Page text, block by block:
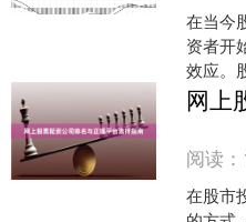
在当今
资者开
效应。
资方式
台，投
阅读：
在股市